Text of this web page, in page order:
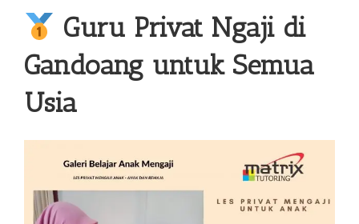
Guru Privat Ngaji di
Gandoang untuk Semua
Usia